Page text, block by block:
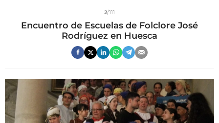
2/111
Encuentro de Escuelas de Folclore José
Rodríguez en Huesca